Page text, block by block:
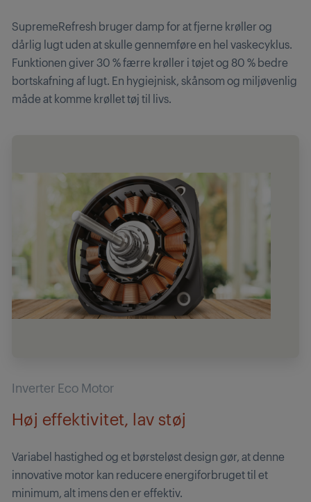
SupremeRefresh bruger damp for at fjerne krøller og
dårlig lugt uden at skulle gennemføre en hel vaskecyklus.
Funktionen giver 30 % færre krøller i tøjet og 80 % bedre
bortskafning af lugt. En hygiejnisk, skånsom og miljøvenlig
måde at komme krøllet tøj til livs.
Inverter Eco Motor
Høj effektivitet, lav støj
Variabel hastighed og et børsteløst design gør, at denne
innovative motor kan reducere energiforbruget til et
minimum, alt imens den er effektiv.